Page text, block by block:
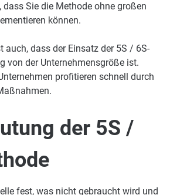
Sie die Methode ohne großen
können.
auch, dass der Einsatz der 5S / 6S-
von der Unternehmensgröße ist.
profitieren schnell durch
der 5S /
fest, was nicht gebraucht wird und